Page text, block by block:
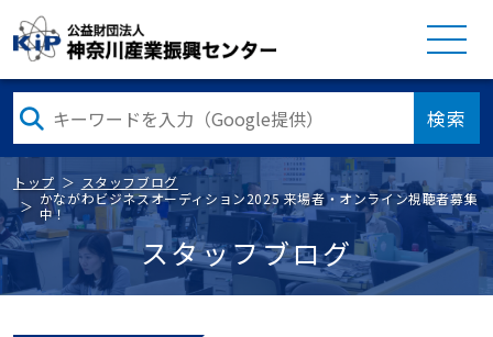
検索
トップ
スタッフブログ
かながわビジネスオーディション2025 来場者・オンライン視聴者募集
中！
スタッフブログ